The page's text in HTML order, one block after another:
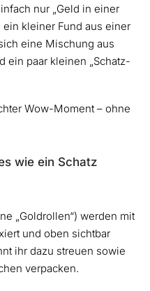
nur „Geld in einer
kleiner Fund aus einer
eine Mischung aus
ein paar kleinen „Schatz-
Wow-Moment – ohne
wie ein Schatz
„Goldrollen“) werden mit
und oben sichtbar
ihr dazu streuen sowie
verpacken.